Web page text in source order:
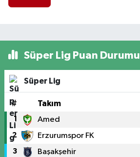
Süper Lig Puan Durumu
Süper Lig
# Takım
1 Amed
2 Erzurumspor FK
3 Başakşehir